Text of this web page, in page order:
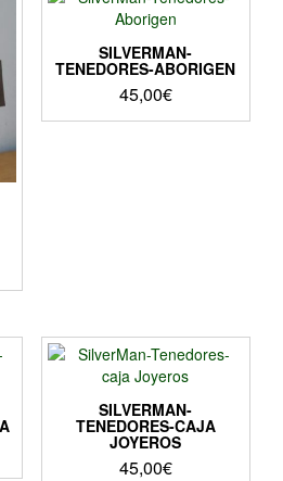
SILVERMAN-
TENEDORES-ABORIGEN
45,00€
SILVERMAN-
TENEDORES-CAJA
JOYEROS
45,00€